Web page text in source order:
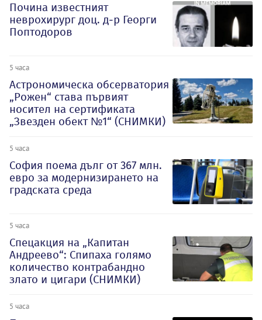
Почина известният
неврохирург доц. д-р Георги
Поптодоров
5 часа
Астрономическа обсерватория
„Рожен“ става първият
носител на сертификата
„Звезден обект №1“ (СНИМКИ)
5 часа
София поема дълг от 367 млн.
евро за модернизирането на
градската среда
5 часа
Спецакция на „Капитан
Андреево“: Спипаха голямо
количество контрабандно
злато и цигари (СНИМКИ)
5 часа